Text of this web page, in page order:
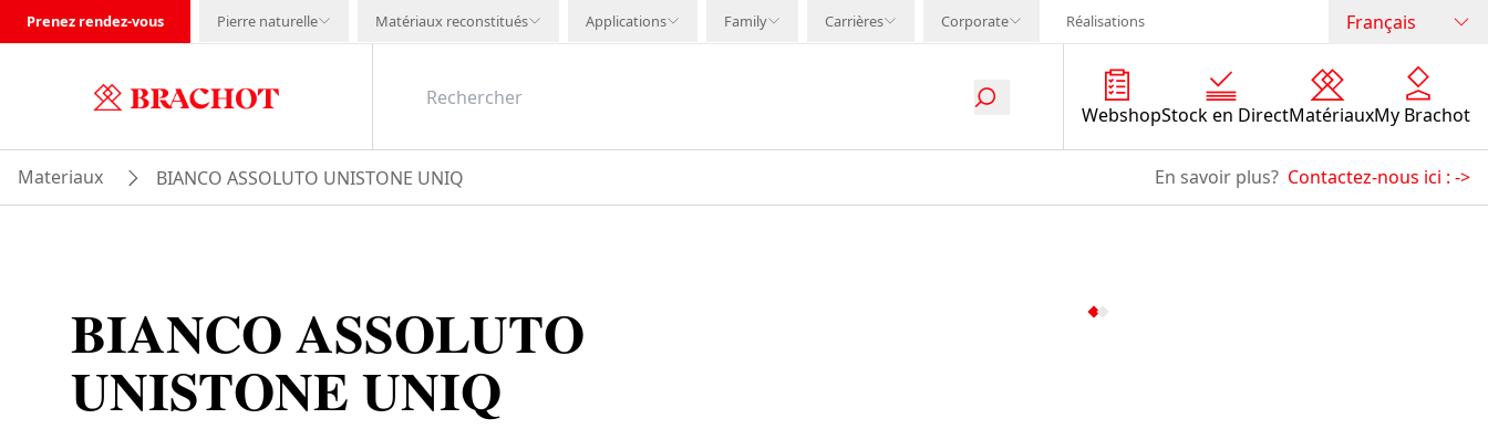
Prenez rendez-vous Pierre naturelle Matériaux reconstitués Applications Family Carrières Corporate Réalisations Français
WebshopStock en DirectMatériauxMy Brachot
Materiaux BIANCO ASSOLUTO UNISTONE UNIQ En savoir plus? Contactez-nous ici : ->
BIANCO ASSOLUTO
UNISTONE UNIQ